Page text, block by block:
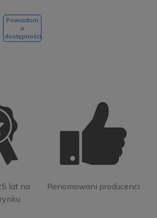
Powiadom
o
dostępności
lat na
Renomowani producenci